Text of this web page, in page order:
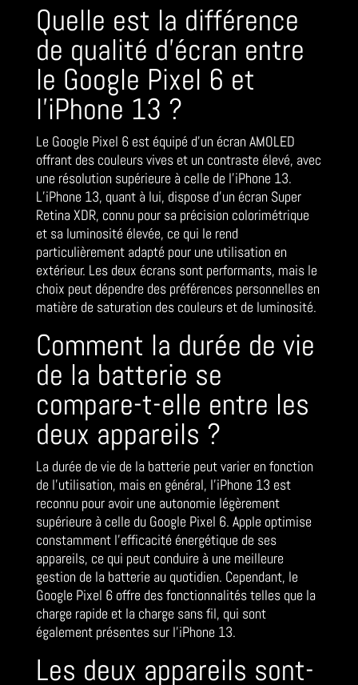
Quelle est la différence
de qualité d’écran entre
le Google Pixel 6 et
l’iPhone 13 ?
Le Google Pixel 6 est équipé d’un écran AMOLED
offrant des couleurs vives et un contraste élevé, avec
une résolution supérieure à celle de l’iPhone 13.
L’iPhone 13, quant à lui, dispose d’un écran Super
Retina XDR, connu pour sa précision colorimétrique
et sa luminosité élevée, ce qui le rend
particulièrement adapté pour une utilisation en
extérieur. Les deux écrans sont performants, mais le
choix peut dépendre des préférences personnelles en
matière de saturation des couleurs et de luminosité.
Comment la durée de vie
de la batterie se
compare-t-elle entre les
deux appareils ?
La durée de vie de la batterie peut varier en fonction
de l’utilisation, mais en général, l’iPhone 13 est
reconnu pour avoir une autonomie légèrement
supérieure à celle du Google Pixel 6. Apple optimise
constamment l’efficacité énergétique de ses
appareils, ce qui peut conduire à une meilleure
gestion de la batterie au quotidien. Cependant, le
Google Pixel 6 offre des fonctionnalités telles que la
charge rapide et la charge sans fil, qui sont
également présentes sur l’iPhone 13.
Les deux appareils sont-